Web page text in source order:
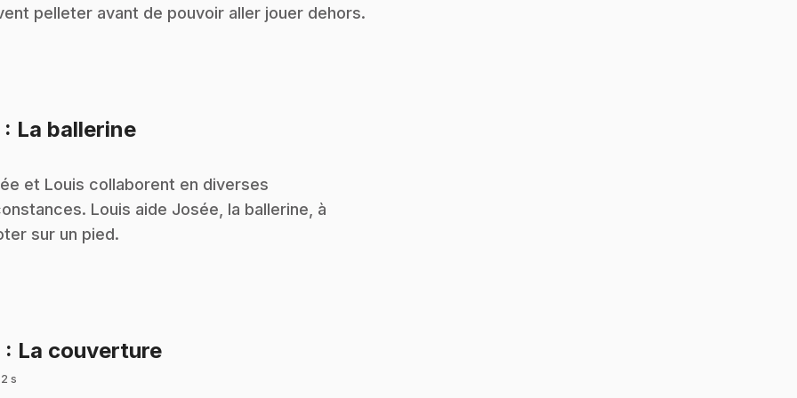
pelleter avant de pouvoir aller jouer dehors.
: La ballerine.
et Louis collaborent en diverses
Louis aide Josée, la ballerine, à
sur un pied.
: La couverture.
s